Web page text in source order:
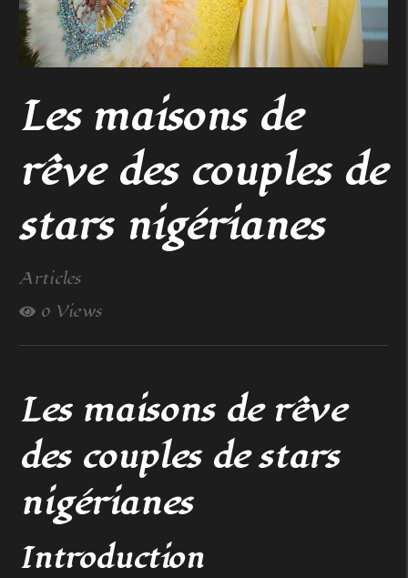
Les maisons de
rêve des couples de
stars nigérianes
Articles
0 Views
Les maisons de rêve
des couples de stars
nigérianes
Introduction